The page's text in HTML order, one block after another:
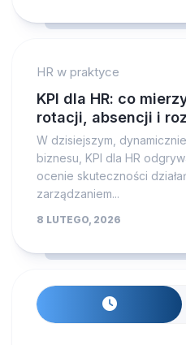
HR w praktyce
KPI dla HR: co
rotacji, absencji i
W dzisiejszym,
biznesu, KPI dla HR
ocenie skuteczności
zarządzaniem...
8 LUTEGO, 2026